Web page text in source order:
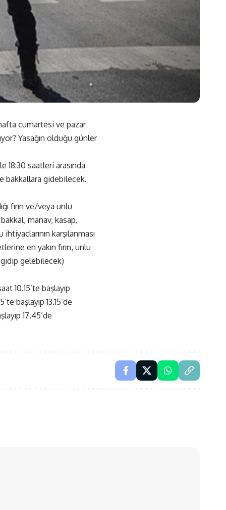
cumartesi ve pazar
Yasağın olduğu günler
18:30 saatleri arasında
bakkallara gidebilecek.
fırın ve/veya unlu
manav, kasap,
karşılanması
en yakın fırın, unlu
gidip gelebilecek)
10.15’te başlayıp
başlayıp 13.15’de
17.45’de